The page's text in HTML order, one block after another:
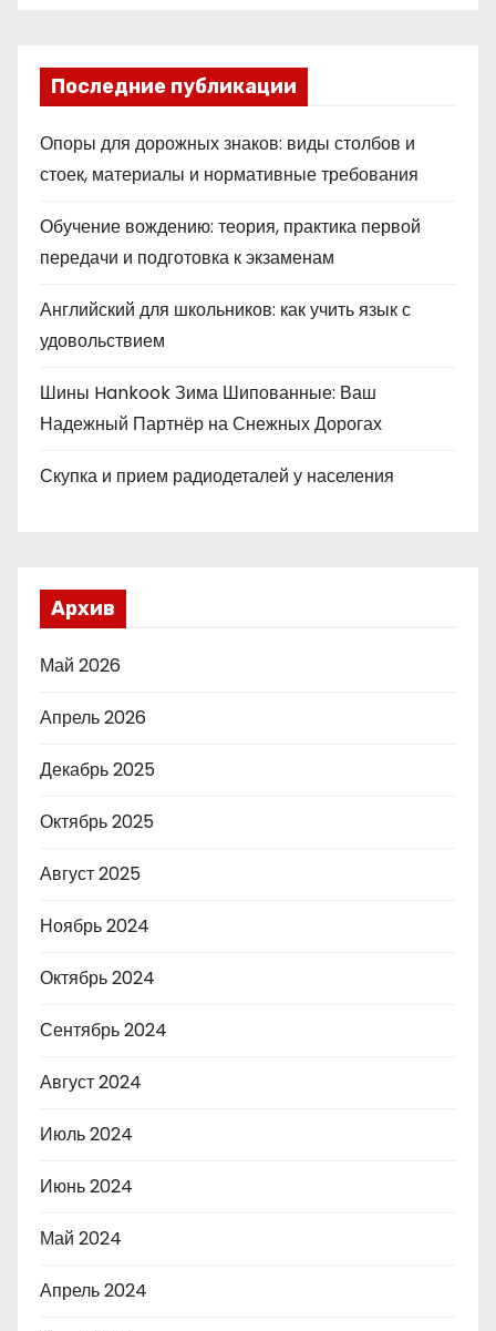
Последние публикации
Опоры для дорожных знаков: виды столбов и
стоек, материалы и нормативные требования
Обучение вождению: теория, практика первой
передачи и подготовка к экзаменам
Английский для школьников: как учить язык с
удовольствием
Шины Hankook Зима Шипованные: Ваш
Надежный Партнёр на Снежных Дорогах
Скупка и прием радиодеталей у населения
Архив
Май 2026
Апрель 2026
Декабрь 2025
Октябрь 2025
Август 2025
Ноябрь 2024
Октябрь 2024
Сентябрь 2024
Август 2024
Июль 2024
Июнь 2024
Май 2024
Апрель 2024